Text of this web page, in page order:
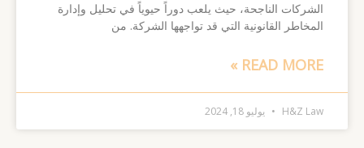
الشركات الناجحة، حيث يلعب دوراً حيوياً في تحليل وإدارة
المخاطر القانونية التي قد تواجهها الشركة. من
READ MORE »
H&Z Law يوليو 18, 2024